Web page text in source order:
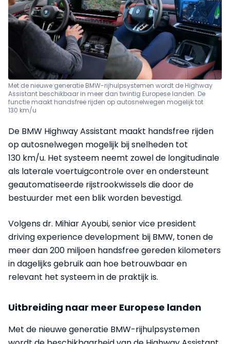
Met de nieuwe generatie BMW-rijhulpsystemen wordt de Highway
Assistant beschikbaar in meer dan twintig Europese landen. De
functie maakt handsfree rijden op autosnelwegen mogelijk tot
130 km/u
De BMW Highway Assistant maakt handsfree rijden
op autosnelwegen mogelijk bij snelheden tot
130 km/u. Het systeem neemt zowel de longitudinale
als laterale voertuigcontrole over en ondersteunt
geautomatiseerde rijstrookwissels die door de
bestuurder met een blik worden bevestigd.
Volgens dr. Mihiar Ayoubi, senior vice president
driving experience development bij BMW, tonen de
meer dan 200 miljoen handsfree gereden kilometers
in dagelijks gebruik aan hoe betrouwbaar en
relevant het systeem in de praktijk is.
Uitbreiding naar meer Europese landen
Met de nieuwe generatie BMW-rijhulpsystemen